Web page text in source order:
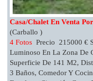
Casa/chalet En Venta
(Carballo )
4 Fotos Precio 215000 €
Luminoso En La Zona De
Superficie De 141 M2,
3 Baños, Comedor Y